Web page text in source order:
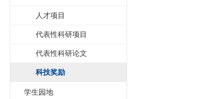
人才项目
代表性科研项目
代表性科研论文
科技奖励
学生园地